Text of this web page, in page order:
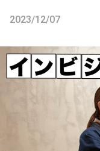
2023/12/07